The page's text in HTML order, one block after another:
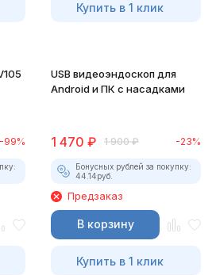
Купить в 1 клик
-99%
USB видеоэндоскоп для
Android и ПК с насадками
1 470 ₽ 1 900 ₽ -23%
Бонусных рублей за покупку:
44.14руб.
Предзаказ
В корзину
Купить в 1 клик